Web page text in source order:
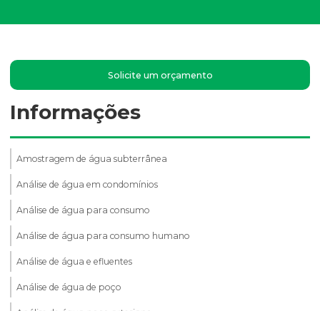
Solicite um orçamento
Informações
Amostragem de água subterrânea
Análise de água em condomínios
Análise de água para consumo
Análise de água para consumo humano
Análise de água e efluentes
Análise de água de poço